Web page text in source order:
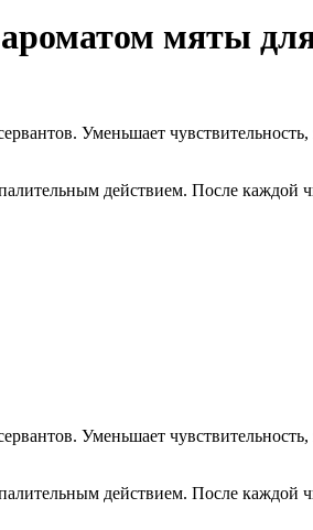
мяты
Уменьшает
действием. После каждой
Уменьшает
действием. После каждой